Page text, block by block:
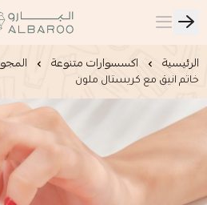
البارو | Albaroo
الرئيسية اكسسوارات متنوعة
خاتم انيق مع كريستال ملون